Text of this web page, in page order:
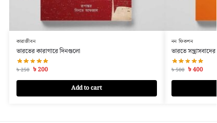
কারাজীবন
ভারতের কারাগারে দিনগুলো
৳250 ৳200
Add to cart
নন ফিকশন
ভারতে
৳500 ৳400